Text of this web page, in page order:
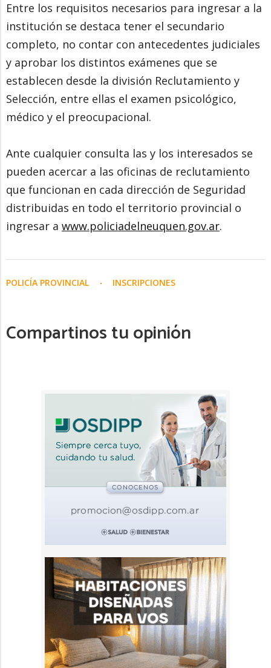
Entre los requisitos necesarios para ingresar a la
institución se destaca tener el secundario
completo, no contar con antecedentes judiciales
y aprobar los distintos exámenes que se
establecen desde la división Reclutamiento y
Selección, entre ellas el examen psicológico,
médico y el preocupacional.
Ante cualquier consulta las y los interesados se
pueden acercar a las oficinas de reclutamiento
que funcionan en cada dirección de Seguridad
distribuidas en todo el territorio provincial o
ingresar a www.policiadelneuquen.gov.ar.
POLICÍA PROVINCIAL INSCRIPCIONES
Compartinos tu opinión